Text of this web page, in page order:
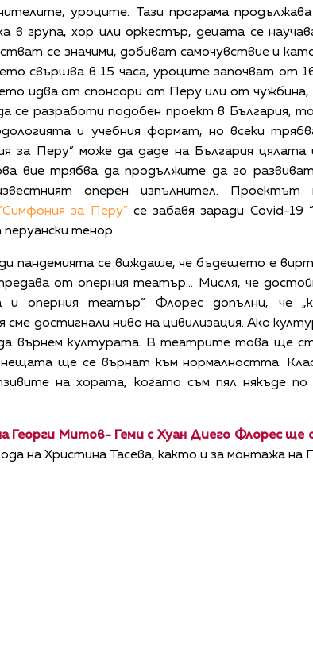
уроците. Тази програма
в група, хор или оркестър, децата се
се значими, добиват самочувствие и
свършва в 15 часа, уроците започват от
идва от спонсори от Перу или от
се разработи подобен проект в България,
и учебния формат, но всеки
за Перу” може да даде на България
вие трябва да продължите да го
оперен изпълнител.
за Перу” се забавя заради Covid-
тенор.
пандемията се виждаше, че бъдещето е
от оперния театър... Мисля, че
и оперния театър”. Флорес допълни, че
сме достигнали ниво на цивилизация. Ако
върнем културата. В театрите това ще
ще се върнат към нормалността.
на хората, когато съм пял някъде
Георги Митов- Геми с Хуан Диего Флорес ще
на Христина Тасева, както и за монтажа